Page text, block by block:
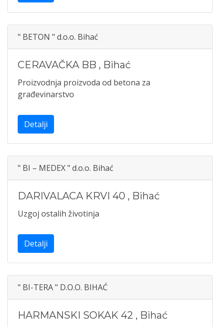
" BETON " d.o.o. Bihać
CERAVAČKA BB , Bihać
Proizvodnja proizvoda od betona za
građevinarstvo
Detalji
" BI – MEDEX " d.o.o. Bihać
DARIVALACA KRVI 40 , Bihać
Uzgoj ostalih životinja
Detalji
" BI-TERA " D.O.O. BIHAĆ
HARMANSKI SOKAK 42 , Bihać